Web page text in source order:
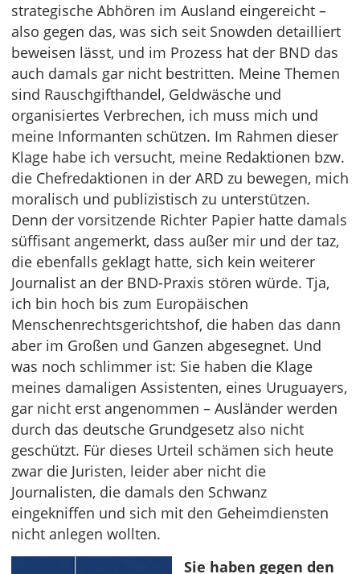
strategische Abhören im Ausland eingereicht –
also gegen das, was sich seit Snowden detailliert
beweisen lässt, und im Prozess hat der BND das
auch damals gar nicht bestritten. Meine Themen
sind Rauschgifthandel, Geldwäsche und
organisiertes Verbrechen, ich muss mich und
meine Informanten schützen. Im Rahmen dieser
Klage habe ich versucht, meine Redaktionen bzw.
die Chefredaktionen in der ARD zu bewegen, mich
moralisch und publizistisch zu unterstützen.
Denn der vorsitzende Richter Papier hatte damals
süffisant angemerkt, dass außer mir und der taz,
die ebenfalls geklagt hatte, sich kein weiterer
Journalist an der BND-Praxis stören würde. Tja,
ich bin hoch bis zum Europäischen
Menschenrechtsgerichtshof, die haben das dann
aber im Großen und Ganzen abgesegnet. Und
was noch schlimmer ist: Sie haben die Klage
meines damaligen Assistenten, eines Uruguayers,
gar nicht erst angenommen – Ausländer werden
durch das deutsche Grundgesetz also nicht
geschützt. Für dieses Urteil schämen sich heute
zwar die Juristen, leider aber nicht die
Journalisten, die damals den Schwanz
eingekniffen und sich mit den Geheimdiensten
nicht anlegen wollten.
Sie haben gegen den